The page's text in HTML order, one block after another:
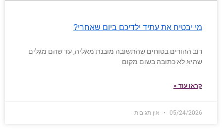
מי יבטיח את עתיד ילדיכם ביום שאחרי?
רוב ההורים בטוחים שהתשובה מובנת מאליה, עד שהם מגלים
שהיא לא כתובה בשום מקום
קראו עוד »
05/24/2026 אין תגובות